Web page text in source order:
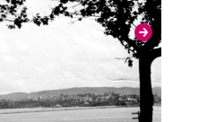
15797 Duplicado del
3 / N.27; Duplicado del